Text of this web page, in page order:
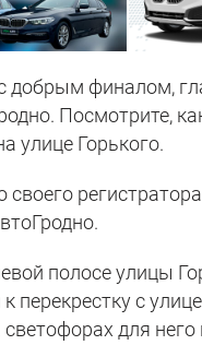
добрым финалом,
Посмотрите,
улице Горького.
своего
полосе улицы
перекрестку с
светофорах для него